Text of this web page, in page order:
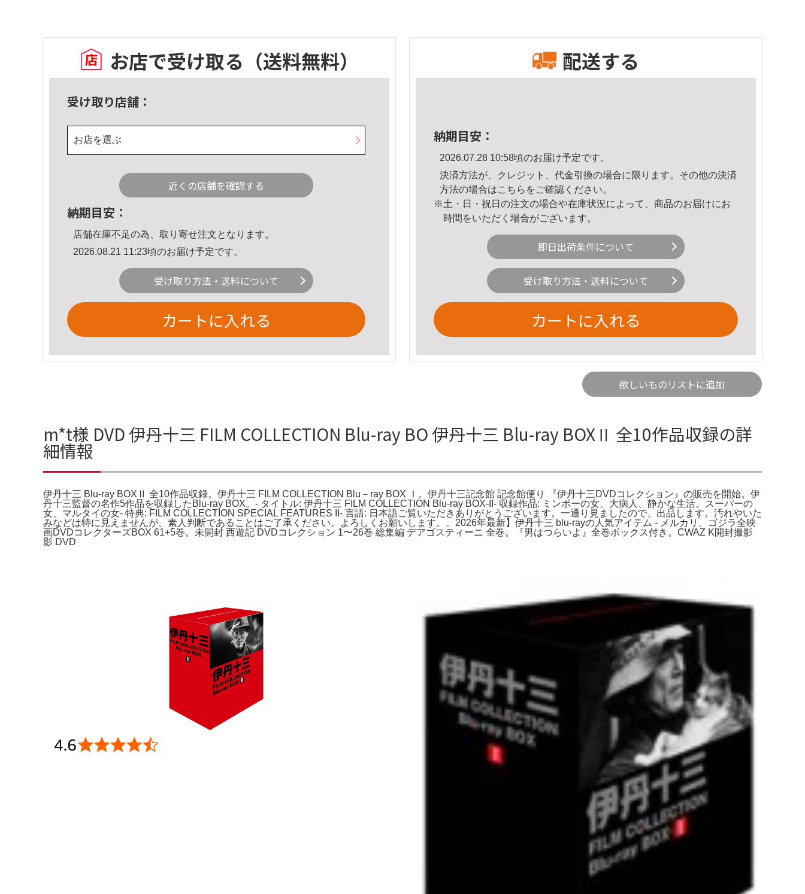
お店で受け取る （送料無料）
受け取り店舗：
お店を選ぶ
近くの店舗を確認する
納期目安：
店舗在庫不足の為、取り寄せ注文となります。
2026.08.21 11:23頃のお届け予定です。
受け取り方法・送料について
カートに入れる
配送する
納期目安：
2026.07.28 10:58頃のお届け予定です。
決済方法が、クレジット、代金引換の場合に限ります。その他の決済
方法の場合はこちら をご確認ください。
※土・日・祝日の注文の場合や在庫状況によって、商品のお届けにお
時間をいただく場合がございます。
即日出荷条件について
受け取り方法・送料について
カートに入れる
欲しいものリストに追加
m*t様 DVD 伊丹十三 FILM COLLECTION Blu-ray BO 伊丹十三 Blu-ray BOXⅡ 全10作品収録の詳
細情報
伊丹十三 Blu-ray BOXⅡ 全10作品収録。伊丹十三 FILM COLLECTION Blu－ray BOX Ⅰ。伊丹十三記念館 記念館便り 『伊丹十三DVDコレクション』の販売を開始。伊
丹十三監督の名作5作品を収録したBlu-ray BOX。- タイトル: 伊丹十三 FILM COLLECTION Blu-ray BOX-II- 収録作品: ミンボーの女、大病人、静かな生活、スーパーの
女、マルタイの女- 特典: FILM COLLECTION SPECIAL FEATURES II- 言語: 日本語ご覧いただきありがとうございます。一通り見ましたので、出品します。汚れやいた
みなどは特に見えませんが、素人判断であることはご了承ください。よろしくお願いします。。2026年最新】伊丹十三 blu-rayの人気アイテム - メルカリ。ゴジラ全映
画DVDコレクターズBOX 61+5巻。未開封 西遊記 DVDコレクション 1〜26巻 総集編 デアゴスティーニ 全巻。『男はつらいよ』全巻ボックス付き。CWAZ K開封撮影
影 DVD